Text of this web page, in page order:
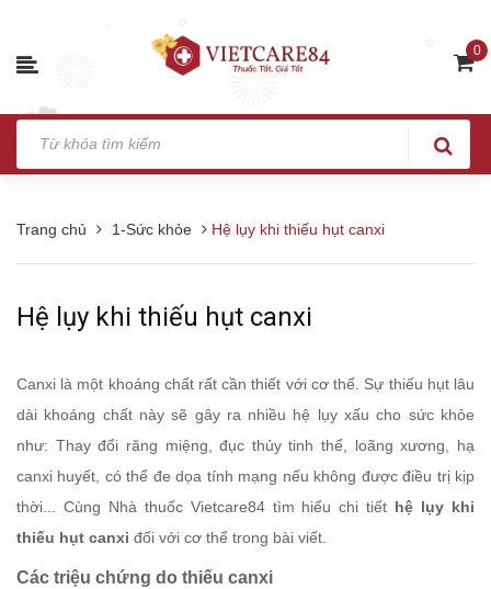
0
Trang chủ 1-Sức khỏe Hệ lụy khi thiếu hụt canxi
Hệ lụy khi thiếu hụt canxi
Canxi là một khoáng chất rất cần thiết với cơ thể. Sự thiếu hụt lâu
dài khoáng chất này sẽ gây ra nhiều hệ lụy xấu cho sức khỏe
như: Thay đổi răng miệng, đục thủy tinh thể, loãng xương, hạ
canxi huyết, có thể đe dọa tính mạng nếu không được điều trị kịp
thời... Cùng Nhà thuốc Vietcare84 tìm hiểu chi tiết hệ lụy khi
thiếu hụt canxi đối với cơ thể trong bài viết.
Các triệu chứng do thiếu canxi